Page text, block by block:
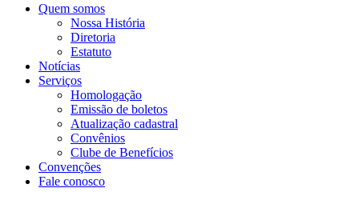
Quem somos
Nossa História
Diretoria
Estatuto
Notícias
Serviços
Homologação
Emissão de boletos
Atualização cadastral
Convênios
Clube de Benefícios
Convenções
Fale conosco